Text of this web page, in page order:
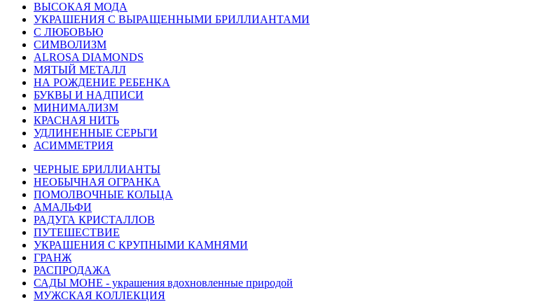
ВЫСОКАЯ МОДА
УКРАШЕНИЯ С ВЫРАЩЕННЫМИ БРИЛЛИАНТАМИ
С ЛЮБОВЬЮ
СИМВОЛИЗМ
ALROSA DIAMONDS
МЯТЫЙ МЕТАЛЛ
НА РОЖДЕНИЕ РЕБЕНКА
БУКВЫ И НАДПИСИ
МИНИМАЛИЗМ
КРАСНАЯ НИТЬ
УДЛИНЕННЫЕ СЕРЬГИ
АСИММЕТРИЯ
ЧЕРНЫЕ БРИЛЛИАНТЫ
НЕОБЫЧНАЯ ОГРАНКА
ПОМОЛВОЧНЫЕ КОЛЬЦА
АМАЛЬФИ
РАДУГА КРИСТАЛЛОВ
ПУТЕШЕСТВИЕ
УКРАШЕНИЯ С КРУПНЫМИ КАМНЯМИ
ГРАНЖ
РАСПРОДАЖА
САДЫ МОНЕ - украшения вдохновленные природой
МУЖСКАЯ КОЛЛЕКЦИЯ